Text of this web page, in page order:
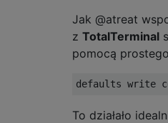
Jak @atreat
z TotalTerminal
pomocą
To działało